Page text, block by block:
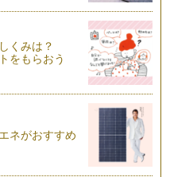
美です。 今回は人気の衰
清美です。 今回は実りの秋
ヨーグルトと蜂蜜のとろけ
美です。 今回は、暑い夏
くみは？
をもらおう
ネがおすすめ